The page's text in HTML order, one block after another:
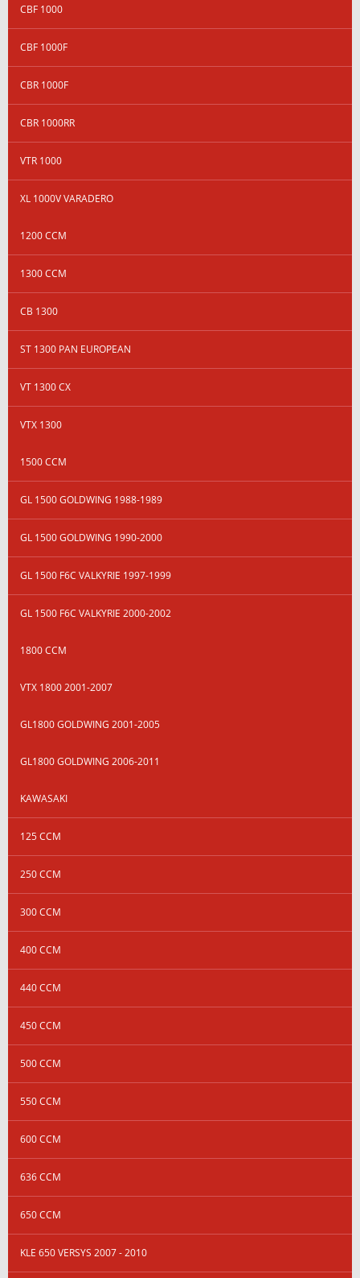
CBF 1000
CBF 1000F
CBR 1000F
CBR 1000RR
VTR 1000
XL 1000V VARADERO
1200 CCM
1300 CCM
CB 1300
ST 1300 PAN EUROPEAN
VT 1300 CX
VTX 1300
1500 CCM
GL 1500 GOLDWING 1988-1989
GL 1500 GOLDWING 1990-2000
GL 1500 F6C VALKYRIE 1997-1999
GL 1500 F6C VALKYRIE 2000-2002
1800 CCM
VTX 1800 2001-2007
GL1800 GOLDWING 2001-2005
GL1800 GOLDWING 2006-2011
KAWASAKI
125 CCM
250 CCM
300 CCM
400 CCM
440 CCM
450 CCM
500 CCM
550 CCM
600 CCM
636 CCM
650 CCM
KLE 650 VERSYS 2007 - 2010